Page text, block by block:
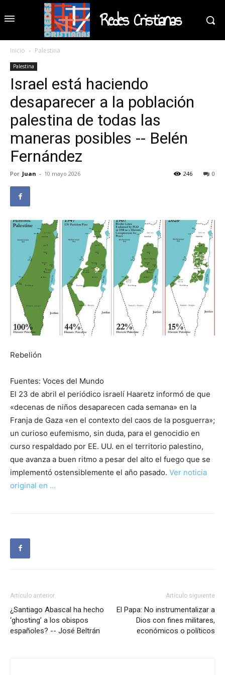
Redes Cristianas
Inicio Palestina
Palestina
Israel está haciendo
desaparecer a la población
palestina de todas las
maneras posibles -- Belén
Fernández
Por Juan - 10 mayo 2026 0
246
Rebelión
Fuentes: Voces del Mundo
El 23 de abril el periódico israelí Haaretz informó de que
«decenas de niños desaparecen cada semana» en la
Franja de Gaza «en el contexto del caos de la posguerra»;
un curioso eufemismo, sin duda, para el genocidio en
curso respaldado por EE. UU. en el territorio palestino,
que avanza a buen ritmo a pesar del alto el fuego que se
implementó ostensiblemente el año pasado. Ver noticia
original en …
Artículo anterior
¿Santiago Abascal ha hecho
‘ghosting’ a los obispos
españoles? -- José Beltrán
Artículo siguiente
El Papa: No instrumentalizar a
Dios con fines militares,
económicos o políticos